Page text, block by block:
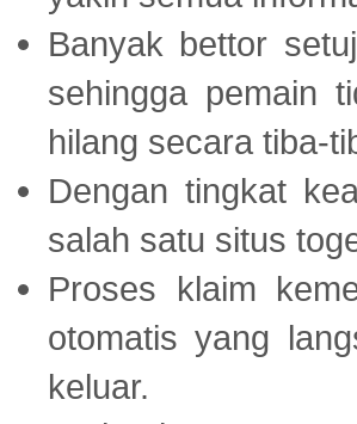
Banyak bettor
sehingga pemain
hilang secara tiba-
Dengan tingkat
salah satu situs
Proses klaim
otomatis yang
keluar.